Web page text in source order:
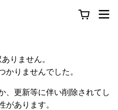
りません。
かりませんでした。
、更新等に伴い削除されてし
があります。